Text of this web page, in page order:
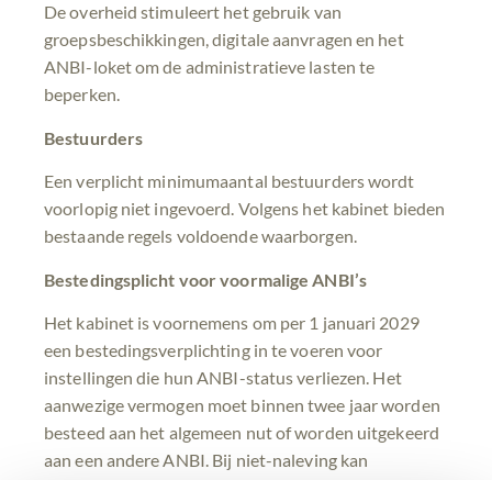
De overheid stimuleert het gebruik van
groepsbeschikkingen, digitale aanvragen en het
ANBI-loket om de administratieve lasten te
beperken.
Bestuurders
Een verplicht minimumaantal bestuurders wordt
voorlopig niet ingevoerd. Volgens het kabinet bieden
bestaande regels voldoende waarborgen.
Bestedingsplicht voor voormalige ANBI’s
Het kabinet is voornemens om per 1 januari 2029
een bestedingsverplichting in te voeren voor
instellingen die hun ANBI-status verliezen. Het
aanwezige vermogen moet binnen twee jaar worden
besteed aan het algemeen nut of worden uitgekeerd
aan een andere ANBI. Bij niet-naleving kan